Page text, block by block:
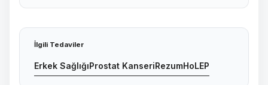
İlgili Tedaviler
Erkek SağlığıProstat KanseriRezumHoLEP